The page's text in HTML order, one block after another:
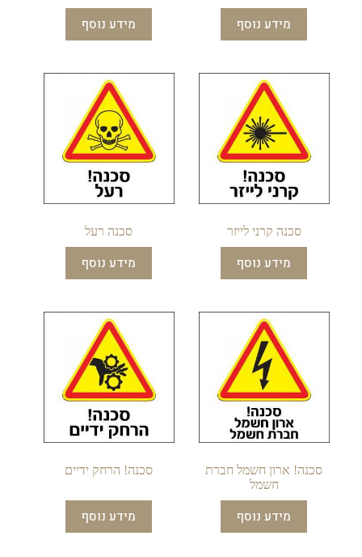
מידע נוסף מידע נוסף
סכנה קרני לייזר
מידע נוסף
סכנה רעל
מידע נוסף
סכנה! ארון חשמל חברת
חשמל
מידע נוסף
סכנה! הרחק ידיים
מידע נוסף